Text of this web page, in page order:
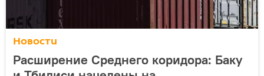
Новости
Расширение Среднего коридора: Баку